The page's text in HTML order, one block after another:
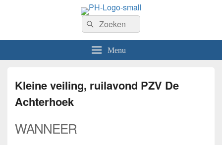
Welkom op de website van Postzegelvereniging PhilaHanze.
Zoeken
naar:
Zoeken
Menu
Kleine veiling, ruilavond PZV De
Achterhoek
WANNEER